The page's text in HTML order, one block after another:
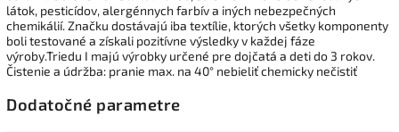
látok, pesticídov, alergénnych farbív a iných nebezpečných
chemikálií. Značku dostávajú iba textílie, ktorých všetky komponenty
boli testované a získali pozitívne výsledky v každej fáze
výroby.Triedu I majú výrobky určené pre dojčatá a deti do 3 rokov.
Čistenie a údržba: pranie max. na 40° nebieliť chemicky nečistiť
Dodatočné parametre